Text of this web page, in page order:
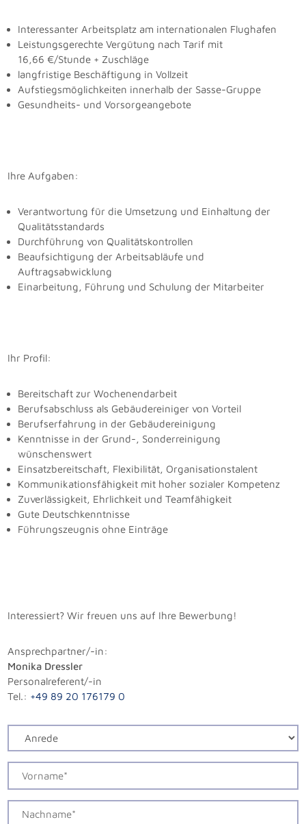
Interessanter Arbeitsplatz am internationalen Flughafen
Leistungsgerechte Vergütung nach Tarif mit
16,66 €/Stunde + Zuschläge
langfristige Beschäftigung in Vollzeit
Aufstiegsmöglichkeiten innerhalb der Sasse-Gruppe
Gesundheits- und Vorsorgeangebote
Ihre Aufgaben:
Verantwortung für die Umsetzung und Einhaltung der
Qualitätsstandards
Durchführung von Qualitätskontrollen
Beaufsichtigung der Arbeitsabläufe und
Auftragsabwicklung
Einarbeitung, Führung und Schulung der Mitarbeiter
Ihr Profil:
Bereitschaft zur Wochenendarbeit
Berufsabschluss als Gebäudereiniger von Vorteil
Berufserfahrung in der Gebäudereinigung
Kenntnisse in der Grund-, Sonderreinigung
wünschenswert
Einsatzbereitschaft, Flexibilität, Organisationstalent
Kommunikationsfähigkeit mit hoher sozialer Kompetenz
Zuverlässigkeit, Ehrlichkeit und Teamfähigkeit
Gute Deutschkenntnisse
Führungszeugnis ohne Einträge
Interessiert? Wir freuen uns auf Ihre Bewerbung!
Ansprechpartner/-in:
Monika Dressler
Personalreferent/-in
Tel.: +49 89 20 176179 0